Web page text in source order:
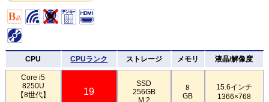
CPU CPUランク ストレージ メモリ 液晶/解像度
Core i5
8250U
【8世代】
19
SSD
256GB
M.2
8
GB
15.6インチ
1366×768